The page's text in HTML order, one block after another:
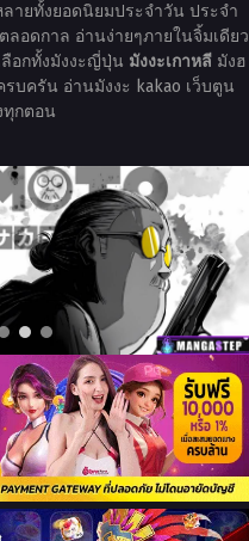
ายทั้งยอดนิยมประจำวัน ประจำ
อดกาล อ่านง่ายๆภายในจิ้มเดียว
อกทั้งมังงะญี่ปุ่น มังงะเกาหลีมังฮ
บครัน อ่านมังงะ kakao เว็บตูน
ทุกตอน